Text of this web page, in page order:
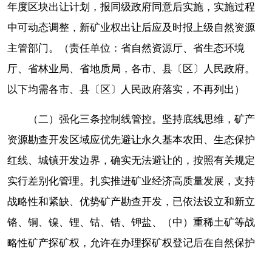
年度区块出让计划，报同级政府同意后实施，实施过程
中可动态调整，新矿业权出让后应及时报上级自然资源
主管部门。（责任单位：省自然资源厅、省生态环境
厅、省林业局、省地质局，各市、县〔区〕人民政府。
以下均需各市、县〔区〕人民政府落实，不再列出）
（二）强化三条控制线管控。坚持底线思维，矿产
资源勘查开发区域应优先避让永久基本农田、生态保护
红线、城镇开发边界，确实无法避让的，按照有关规定
实行差别化管理。扎实推进矿业经济高质量发展，支持
战略性和紧缺、优势矿产勘查开发，已依法设立和新立
铬、铜、镍、锂、钴、锆、钾盐、（中）重稀土矿等战
略性矿产探矿权，允许在办理探矿权登记后在自然保护